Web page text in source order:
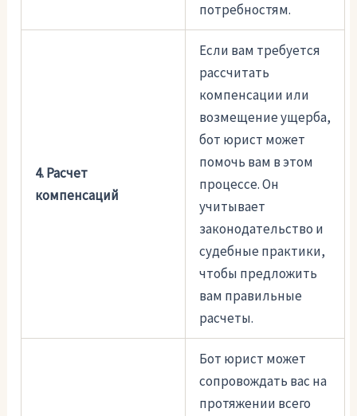
потребностям.
4. Расчет
компенсаций
Если вам требуется
рассчитать
компенсации или
возмещение ущерба,
бот юрист может
помочь вам в этом
процессе. Он
учитывает
законодательство и
судебные практики,
чтобы предложить
вам правильные
расчеты.
Бот юрист может
сопровождать вас на
протяжении всего